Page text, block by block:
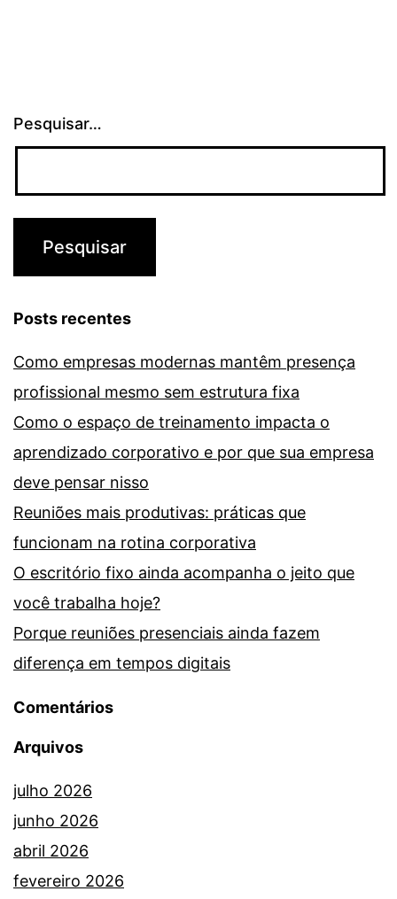
Pesquisar…
Posts recentes
Como empresas modernas mantêm presença
profissional mesmo sem estrutura fixa
Como o espaço de treinamento impacta o
aprendizado corporativo e por que sua empresa
deve pensar nisso
Reuniões mais produtivas: práticas que
funcionam na rotina corporativa
O escritório fixo ainda acompanha o jeito que
você trabalha hoje?
Porque reuniões presenciais ainda fazem
diferença em tempos digitais
Comentários
Arquivos
julho 2026
junho 2026
abril 2026
fevereiro 2026